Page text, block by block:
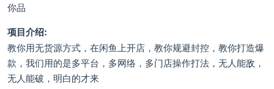
你品
项目介绍:
教你用无货源方式，在闲鱼上开店，教你规避封控，教你打造爆
款，我们用的是多平台，多网络，多门店操作打法，无人能敌，
无人能破，明白的才来